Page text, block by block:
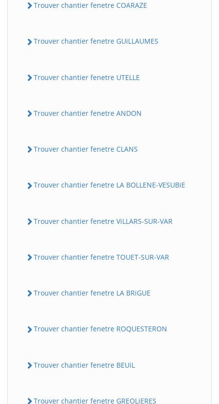
Trouver chantier fenetre COARAZE
Trouver chantier fenetre GUiLLAUMES
Trouver chantier fenetre UTELLE
Trouver chantier fenetre ANDON
Trouver chantier fenetre CLANS
Trouver chantier fenetre LA BOLLENE-VESUBiE
Trouver chantier fenetre ViLLARS-SUR-VAR
Trouver chantier fenetre TOUET-SUR-VAR
Trouver chantier fenetre LA BRiGUE
Trouver chantier fenetre ROQUESTERON
Trouver chantier fenetre BEUiL
Trouver chantier fenetre GREOLiERES
BatiWebPro